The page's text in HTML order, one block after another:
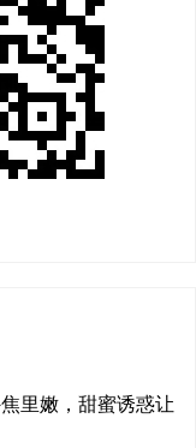
里嫩，甜蜜诱惑让